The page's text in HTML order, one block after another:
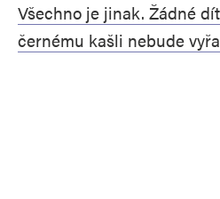
Všechno je jinak. Žádné
černému kašli nebude